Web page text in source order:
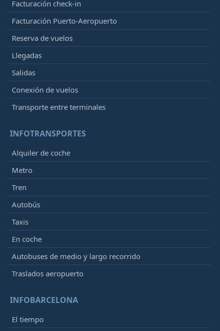
Facturación check-in
Facturación Puerto-Aeropuerto
Reserva de vuelos
Llegadas
Salidas
Conexión de vuelos
Transporte entre terminales
INFOTRANSPORTES
Alquiler de coche
Metro
Tren
Autobús
Taxis
En coche
Autobuses de medio y largo recorrido
Traslados aeropuerto
INFOBARCELONA
El tiempo